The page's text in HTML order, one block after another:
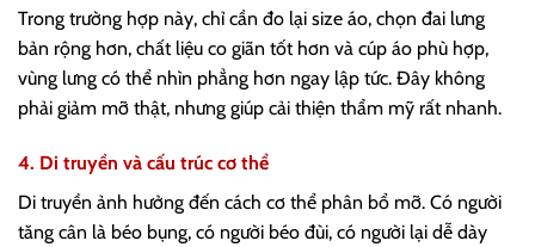
Trong trường hợp này, chỉ cần đo lại size áo, chọn đai lưng
bản rộng hơn, chất liệu co giãn tốt hơn và cúp áo phù hợp,
vùng lưng có thể nhìn phẳng hơn ngay lập tức. Đây không
phải giảm mỡ thật, nhưng giúp cải thiện thẩm mỹ rất nhanh.
4. Di truyền và cấu trúc cơ thể
Di truyền ảnh hưởng đến cách cơ thể phân bổ mỡ. Có người
tăng cân là béo bụng, có người béo đùi, có người lại dễ dày